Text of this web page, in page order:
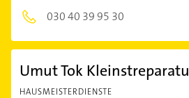
030 40 39 95 30
Umut Tok
HAUSMEISTERDIENSTE